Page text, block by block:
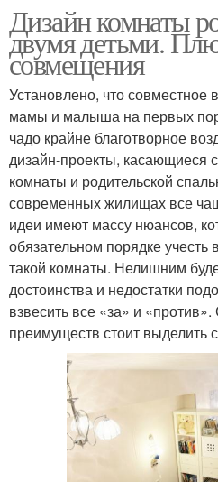
Дизайн комнаты
двумя детьми.
совмещения
Установлено, что
мамы и малыша на первых
чадо крайне благотворное
дизайн-проекты, касающиеся
комнаты и родительской
современных жилищах все
идеи имеют массу нюансов,
обязательном порядке учесть
такой комнаты. Нелишним
достоинства и недостатки
взвесить все «за» и
преимуществ стоит выделить